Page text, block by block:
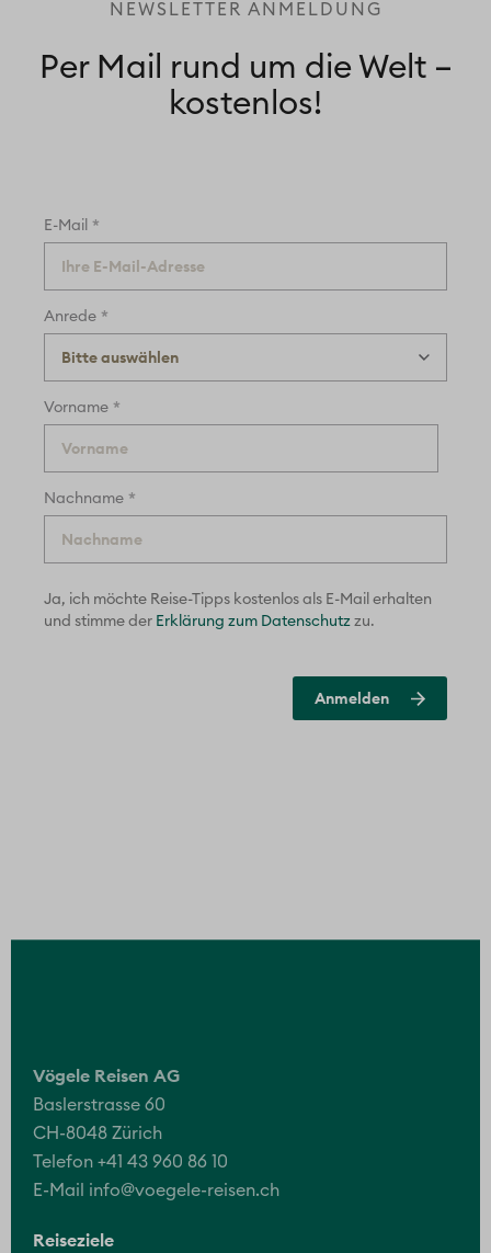
NEWSLETTER ANMELDUNG
Per Mail rund um die Welt –
kostenlos!
E-Mail *
Anrede *
Vorname *
Nachname *
Ja, ich möchte Reise-Tipps kostenlos als E-Mail erhalten
und stimme der Erklärung zum Datenschutz zu.
Vögele Reisen AG
Baslerstrasse 60
CH-8048 Zürich
Telefon +41 43 960 86 10
E-Mail info@voegele-reisen.ch
Reiseziele